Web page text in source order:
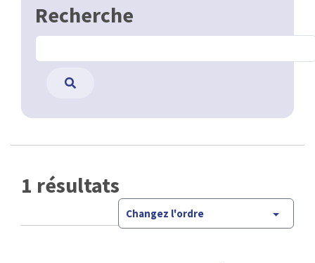
Recherche
1 résultats
Changez l'ordre